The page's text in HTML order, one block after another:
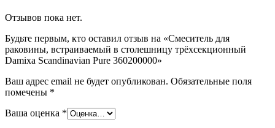
Отзывов пока нет.
Будьте первым, кто оставил отзыв на «Смеситель для
раковины, встраиваемый в столешницу трёхсекционный
Damixa Scandinavian Pure 360200000»
Ваш адрес email не будет опубликован. Обязательные поля
помечены *
Ваша оценка *